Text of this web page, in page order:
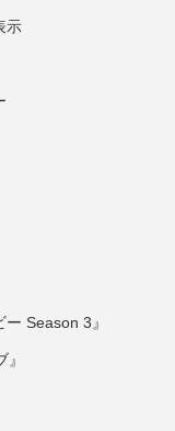
示
Season 3』